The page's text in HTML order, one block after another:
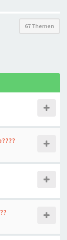
67 Themen